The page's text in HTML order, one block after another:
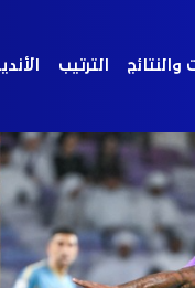
والنتائج الترتيب